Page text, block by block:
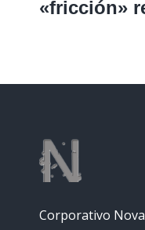
«fricción»
Corporativo